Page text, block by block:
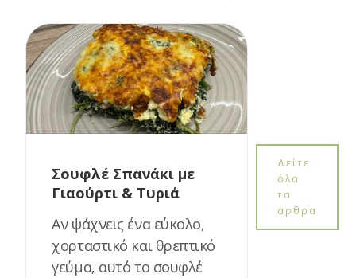
Σουφλέ Σπανάκι με
Γιαούρτι & Τυριά
Αν ψάχνεις ένα εύκολο,
χορταστικό και θρεπτικό
γεύμα, αυτό το σουφλέ
Δείτε
όλα
τα
άρθρα